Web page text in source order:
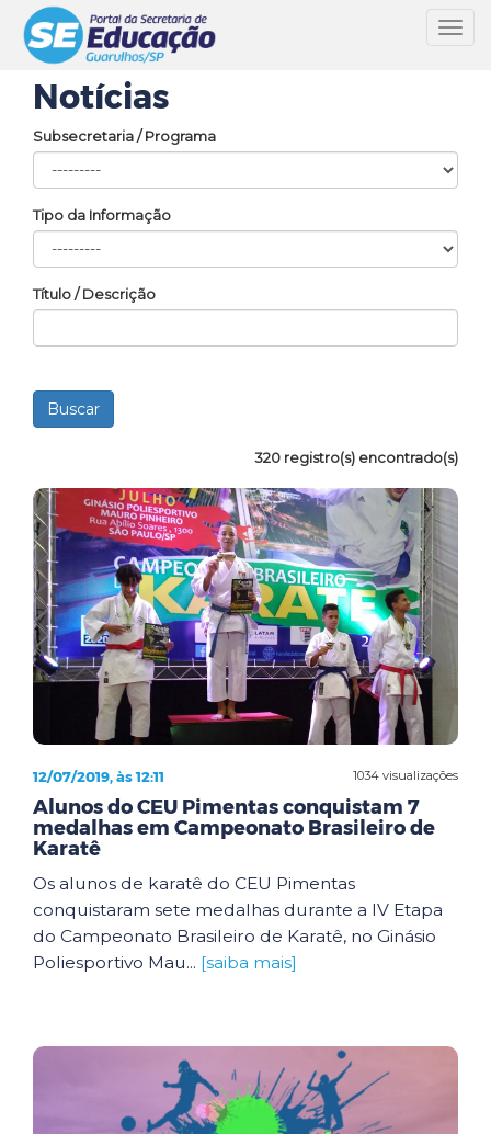
Notícias
Subsecretaria / Programa
Tipo da Informação
Título / Descrição
320 registro(s) encontrado(s)
1034 visualizações
12/07/2019, às 12:11
Alunos do CEU Pimentas conquistam 7
medalhas em Campeonato Brasileiro de
Karatê
Os alunos de karatê do CEU Pimentas
conquistaram sete medalhas durante a IV Etapa
do Campeonato Brasileiro de Karatê, no Ginásio
Poliesportivo Mau... [saiba mais]